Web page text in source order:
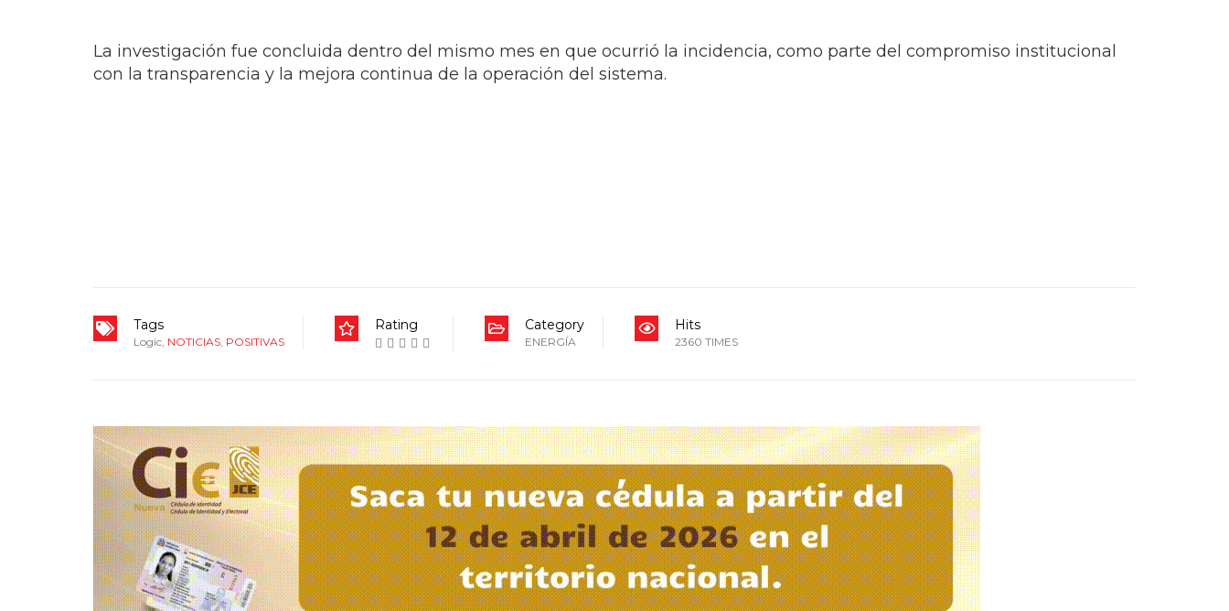
La investigación fue concluida dentro del mismo mes en que ocurrió la incidencia, como parte del compromiso institucional
con la transparencia y la mejora continua de la operación del sistema.
Tags
Logic, NOTICIAS, POSITIVAS
Rating Category
ENERGÍA
Hits
2360 TIMES